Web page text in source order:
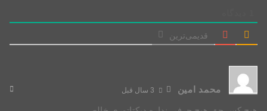
قدیمی‌ترین
محمد امین